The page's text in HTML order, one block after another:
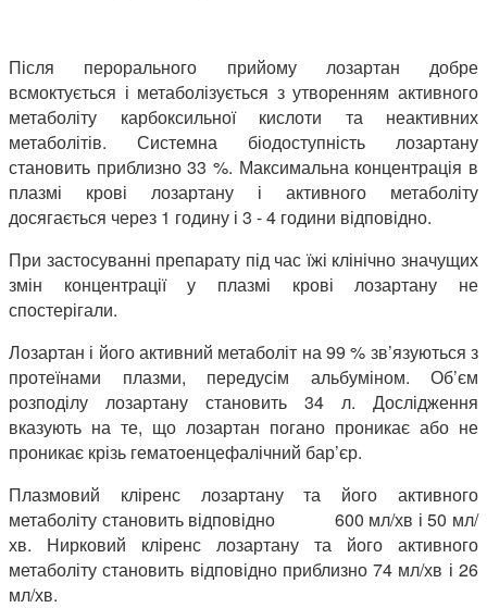
Після перорального прийому лозартан добре
всмоктується і метаболізується з утворенням активного
метаболіту карбоксильної кислоти та неактивних
метаболітів. Системна біодоступність лозартану
становить приблизно 33 %. Максимальна концентрація в
плазмі крові лозартану і активного метаболіту
досягається через 1 годину і 3 - 4 години відповідно.
При застосуванні препарату під час їжі клінічно значущих
змін концентрації у плазмі крові лозартану не
спостерігали.
Лозартан і його активний метаболіт на 99 % зв’язуються з
протеїнами плазми, передусім альбуміном. Об’єм
розподілу лозартану становить 34 л. Дослідження
вказують на те, що лозартан погано проникає або не
проникає крізь гематоенцефалічний бар’єр.
Плазмовий кліренс лозартану та його активного
метаболіту становить відповідно 600 мл/хв і 50 мл/
хв. Нирковий кліренс лозартану та його активного
метаболіту становить відповідно приблизно 74 мл/хв і 26
мл/хв.